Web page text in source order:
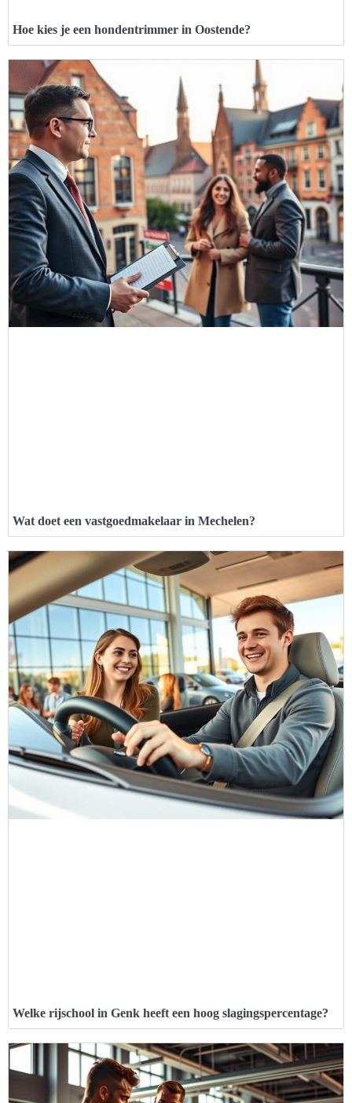
Hoe kies je een hondentrimmer in Oostende?
Wat doet een vastgoedmakelaar in Mechelen?
Welke rijschool in Genk heeft een hoog slagingspercentage?